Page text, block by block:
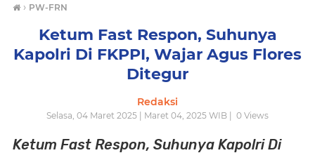
› PW-FRN
Ketum Fast Respon, Suhunya
Kapolri Di FKPPI, Wajar Agus Flores
Ditegur
Redaksi
Selasa, 04 Maret 2025 | Maret 04, 2025 WIB | 0 Views
Ketum Fast Respon, Suhunya Kapolri Di